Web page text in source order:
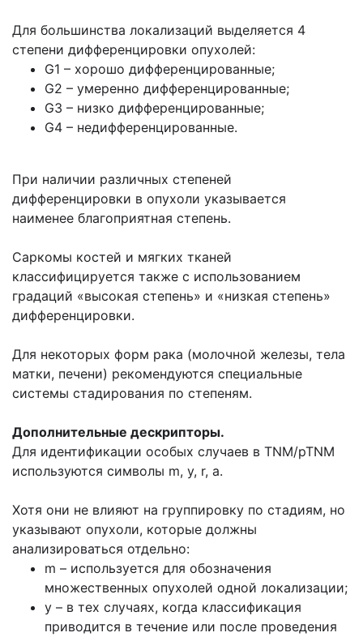
Для большинства локализаций выделяется 4
степени дифференцировки опухолей:
G1 – хорошо дифференцированные;
G2 – умеренно дифференцированные;
G3 – низко дифференцированные;
G4 – недифференцированные.
При наличии различных степеней
дифференцировки в опухоли указывается
наименее благоприятная степень.
Саркомы костей и мягких тканей
классифицируется также с использованием
градаций «высокая степень» и «низкая степень»
дифференцировки.
Для некоторых форм рака (молочной железы, тела
матки, печени) рекомендуются специальные
системы стадирования по степеням.
Дополнительные дескрипторы.
Для идентификации особых случаев в TNM/pTNM
используются символы m, у, r, а.
Хотя они не влияют на группировку по стадиям, но
указывают опухоли, которые должны
анализироваться отдельно:
m – используется для обозначения
множественных опухолей одной локализации;
у – в тех случаях, когда классификация
приводится в течение или после проведения